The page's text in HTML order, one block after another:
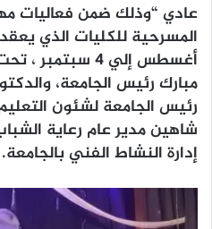
عادي “وذلك ضمن فعاليات
أغسطس إلي 4
مبارك رئيس الجامعة،
رئيس الجامعة لشئون
شاهين مدير عام رعاية
إدارة النشاط الفني بالجامعة.